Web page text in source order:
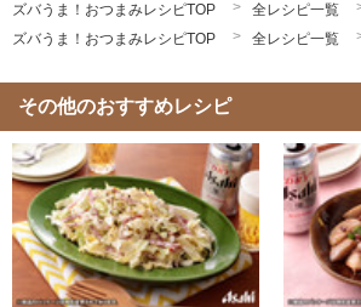
ズバうま！おつまみレシピTOP
全レシピ一覧
ズバうま！おつまみレシピTOP
全レシピ一覧
その他のおすすめレシピ